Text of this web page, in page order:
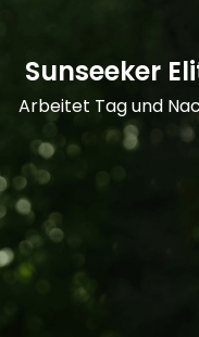
Sunseeker
Arbeitet Tag und